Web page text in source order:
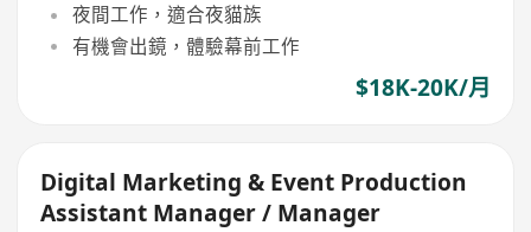
夜間工作，適合夜貓族
有機會出鏡，體驗幕前工作
$18K-20K/月
Digital Marketing & Event Production
Assistant Manager / Manager